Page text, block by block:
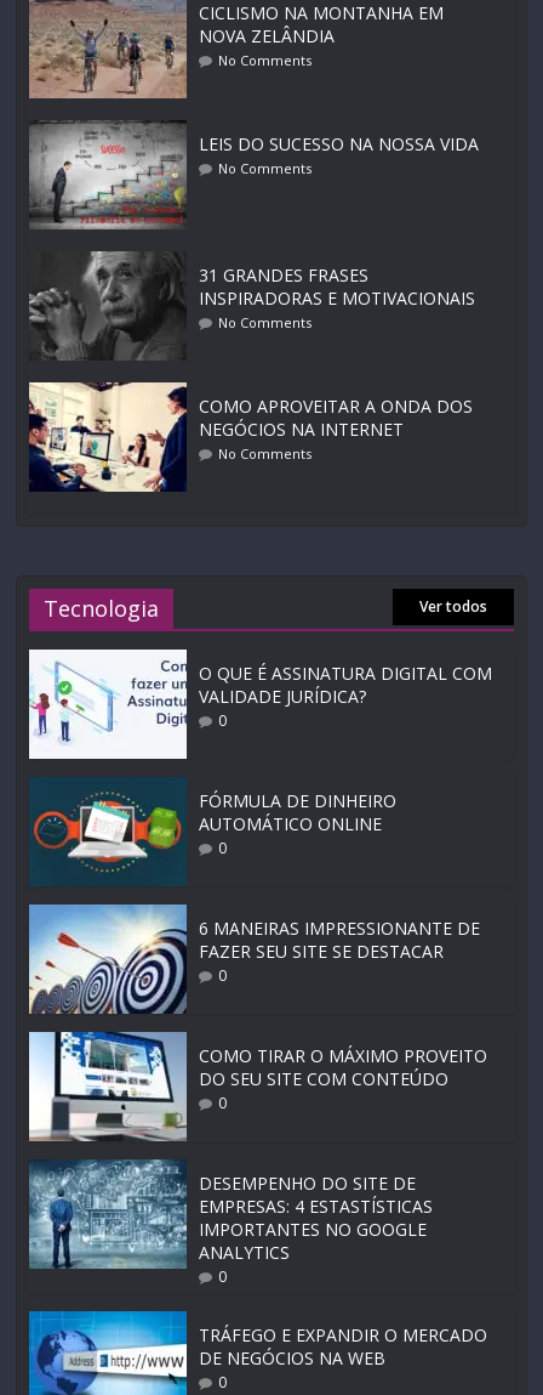
CICLISMO NA MONTANHA EM
NOVA ZELÂNDIA
No Comments
LEIS DO SUCESSO NA NOSSA VIDA
No Comments
31 GRANDES FRASES
INSPIRADORAS E MOTIVACIONAIS
No Comments
COMO APROVEITAR A ONDA DOS
NEGÓCIOS NA INTERNET
No Comments
Tecnologia Ver todos
O QUE É ASSINATURA DIGITAL COM
VALIDADE JURÍDICA?
0
FÓRMULA DE DINHEIRO
AUTOMÁTICO ONLINE
0
6 MANEIRAS IMPRESSIONANTE DE
FAZER SEU SITE SE DESTACAR
0
COMO TIRAR O MÁXIMO PROVEITO
DO SEU SITE COM CONTEÚDO
0
DESEMPENHO DO SITE DE
EMPRESAS: 4 ESTASTÍSTICAS
IMPORTANTES NO GOOGLE
ANALYTICS
0
TRÁFEGO E EXPANDIR O MERCADO
DE NEGÓCIOS NA WEB
0